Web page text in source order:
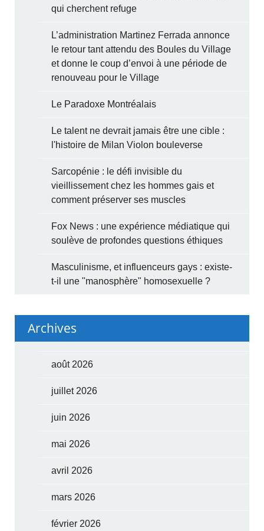
qui cherchent refuge
L’administration Martinez Ferrada annonce
le retour tant attendu des Boules du Village
et donne le coup d’envoi à une période de
renouveau pour le Village
Le Paradoxe Montréalais
Le talent ne devrait jamais être une cible :
l'histoire de Milan Violon bouleverse
Sarcopénie : le défi invisible du
vieillissement chez les hommes gais et
comment préserver ses muscles
Fox News : une expérience médiatique qui
soulève de profondes questions éthiques
Masculinisme, et influenceurs gays : existe-
t-il une "manosphère" homosexuelle ?
Archives
août 2026
juillet 2026
juin 2026
mai 2026
avril 2026
mars 2026
février 2026